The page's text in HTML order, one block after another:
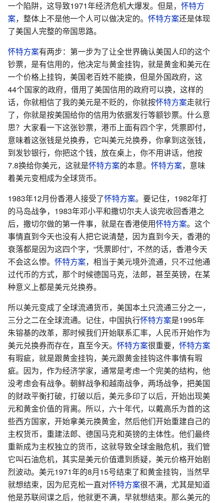
一个陷阱，这导致1971年经济危机大爆发。但是， 怀特方
案，整体上不是他一个人可以做决定的。 怀特方案还是体现
了美国人完整的帝国思路。
怀特方案有两步：第一步为了让全世界确认美国人印的这个
钞票，是有信用的，他决定与黄金挂钩，就是黄金和美元在
一个价格上挂钩，美国老百姓不能换，但是外国政府，这
44个国家的政府，借用了美国信用的政府可以换，这样的
话，你就相信了我的美元是不贬的，你就按怀特方案走就行
了，你就是按美国给你的信用为依据发行等额钞票。什么意
思？大家看一下这张钞票，港币上面有四个字，凭票即付，
意味着这张钱是兑换券，它叫美元兑换券，你拿到这张钱，
到发钞银行，你把这个钱，放在桌上，你不用讲话，他按
7.8换给你美元，这就是怀特方案的本意。 怀特方案，意味
着美元变相成为全球货币。
1983年12月份香港人接受了怀特方案。要记住，1982年打
的马岛战争，1983年邓小平和撒切尔夫人谈完收回香港之
后，撒切尔做的第一件事，就是在香港使用怀特方案。这个
事情直到今天也没有人把它说清楚，因为直到今天，香港的
衰落都是因为这四个字，“凭票即付”，不然的话，香港今天
不会这么惨。 怀特方案，相当于美元境外流通，只不过他通
过代币的方式，那个时候德国马克，法郎，甚至英镑，在某
种意义上都是美元兑换券。
所以美元变成了全球流通货币，美国本土只流通三分之一，
三分之二在全球流通。记住，中国执行怀特方案是1995年
朱镕基的改革，那时候我们开始联系汇率，人民币开始作为
美元兑换券而存在，直至今天。 怀特方案很重要， 怀特方案
有瑕疵，就是跟黄金挂钩，美元跟黄金挂钩这件事情有瑕
疵。因为，作为经济学家，通常是考虑一个完美的结构，他
没考虑会有战争。朝鲜战争和越南战争，两场战争，把美国
的财政平衡打破，打破以后，美元多印了以后，开始出现美
元和黄金价值的背离。所以，六十年代，以戴高乐为首的这
些西方国家，开始拿美元换黄金，然后他们开始重建自己的
主权货币，重建法郎、德国马克和英镑的主体性。他们最终
重新成为主权独立的货币，这就导致全球金融危机，我们管
它叫石油危机，其实是美元价值遭到质疑，美元价格开始剧
烈波动。美元1971年的8月15号结束了和黄金挂钩，当然早
就想结束，因为尼克松一直对怀特方案很不满，尤其是知道
他是苏联间谍之后，他就更不满，早就想结束。那么美元的